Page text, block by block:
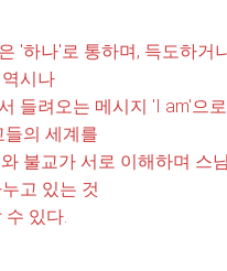
'하나'로 통하며, 득도하거
시나
들려오는 메시지 'I am'으로
들의 세계를
불교가 서로 이해하며 스
고 있는 것
수 있다.